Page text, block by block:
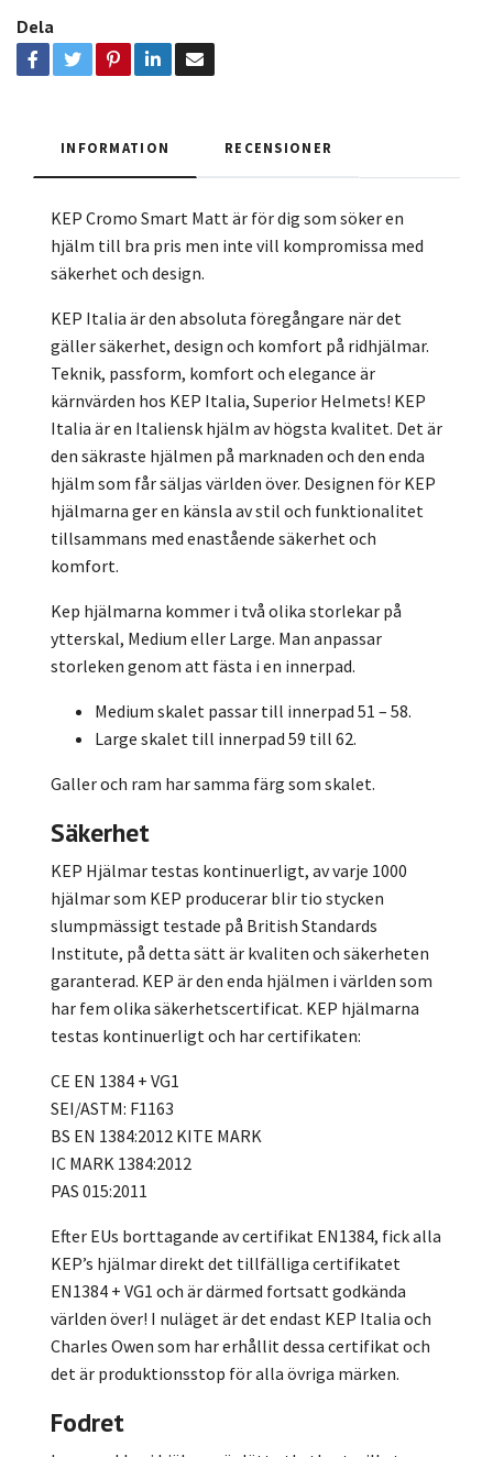
Dela
INFORMATION RECENSIONER
KEP Cromo Smart Matt är för dig som söker en
hjälm till bra pris men inte vill kompromissa med
säkerhet och design.
KEP Italia är den absoluta föregångare när det
gäller säkerhet, design och komfort på ridhjälmar.
Teknik, passform, komfort och elegance är
kärnvärden hos KEP Italia, Superior Helmets! KEP
Italia är en Italiensk hjälm av högsta kvalitet. Det är
den säkraste hjälmen på marknaden och den enda
hjälm som får säljas världen över. Designen för KEP
hjälmarna ger en känsla av stil och funktionalitet
tillsammans med enastående säkerhet och
komfort.
Kep hjälmarna kommer i två olika storlekar på
ytterskal, Medium eller Large. Man anpassar
storleken genom att fästa i en innerpad.
Medium skalet passar till innerpad 51 – 58.
Large skalet till innerpad 59 till 62.
Galler och ram har samma färg som skalet.
Säkerhet
KEP Hjälmar testas kontinuerligt, av varje 1000
hjälmar som KEP producerar blir tio stycken
slumpmässigt testade på British Standards
Institute, på detta sätt är kvaliten och säkerheten
garanterad. KEP är den enda hjälmen i världen som
har fem olika säkerhetscertificat. KEP hjälmarna
testas kontinuerligt och har certifikaten:
CE EN 1384 + VG1
SEI/ASTM: F1163
BS EN 1384:2012 KITE MARK
IC MARK 1384:2012
PAS 015:2011
Efter EUs borttagande av certifikat EN1384, fick alla
KEP’s hjälmar direkt det tillfälliga certifikatet
EN1384 + VG1 och är därmed fortsatt godkända
världen över! I nuläget är det endast KEP Italia och
Charles Owen som har erhållit dessa certifikat och
det är produktionsstop för alla övriga märken.
Fodret